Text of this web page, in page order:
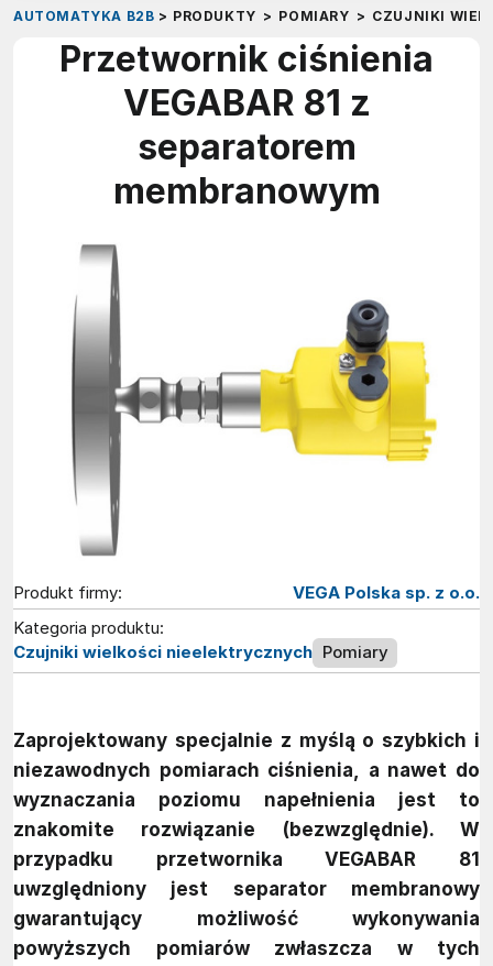
AUTOMATYKA B2B > PRODUKTY > POMIARY > CZUJNIKI
Przetwornik ciśnienia
VEGABAR 81 z
separatorem
membranowym
Produkt firmy:
VEGA Polska sp. z o.o.
Kategoria produktu:
Czujniki wielkości nieelektrycznych Pomiary
Zaprojektowany specjalnie z myślą o szybkich i
niezawodnych pomiarach ciśnienia, a nawet do
wyznaczania poziomu napełnienia jest to
znakomite rozwiązanie (bezwzględnie). W
przypadku przetwornika VEGABAR 81
uwzględniony jest separator membranowy
gwarantujący możliwość wykonywania
powyższych pomiarów zwłaszcza w tych